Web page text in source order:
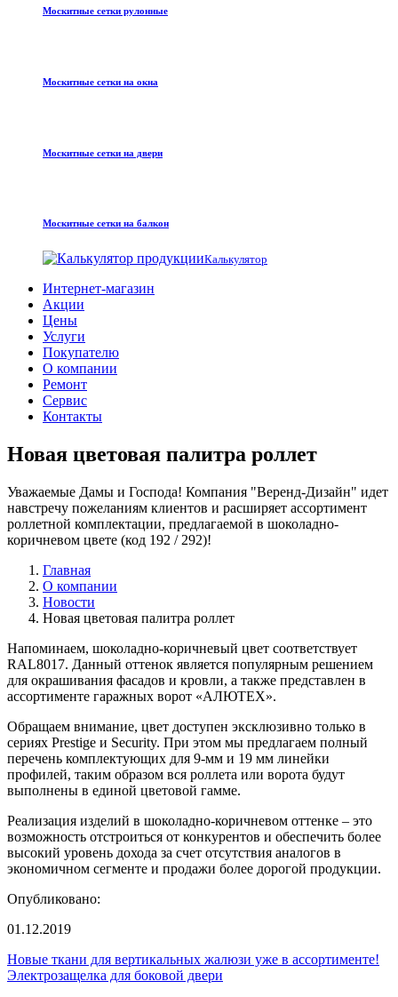
Москитные сетки рулонные
Москитные сетки на окна
Москитные сетки на двери
Москитные сетки на балкон
Калькулятор
Интернет-магазин
Акции
Цены
Услуги
Покупателю
О компании
Ремонт
Сервис
Контакты
Новая цветовая палитра роллет
Уважаемые Дамы и Господа! Компания "Веренд-Дизайн" идет
навстречу пожеланиям клиентов и расширяет ассортимент
роллетной комплектации, предлагаемой в шоколадно-
коричневом цвете (код 192 / 292)!
Главная
О компании
Новости
Новая цветовая палитра роллет
Напоминаем, шоколадно-коричневый цвет соответствует
RAL8017. Данный оттенок является популярным решением
для окрашивания фасадов и кровли, а также представлен в
ассортименте гаражных ворот «АЛЮТЕХ».
Обращаем внимание, цвет доступен эксклюзивно только в
сериях Prestige и Security. При этом мы предлагаем полный
перечень комплектующих для 9-мм и 19 мм линейки
профилей, таким образом вся роллета или ворота будут
выполнены в единой цветовой гамме.
Реализация изделий в шоколадно-коричневом оттенке – это
возможность отстроиться от конкурентов и обеспечить более
высокий уровень дохода за счет отсутствия аналогов в
экономичном сегменте и продажи более дорогой продукции.
Опубликовано:
01.12.2019
Новые ткани для вертикальных жалюзи уже в ассортименте!
Электрозащелка для боковой двери